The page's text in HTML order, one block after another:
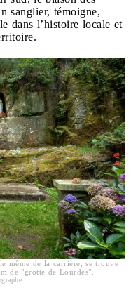
sanglier, témoigne,
dans l’histoire locale et
même de la carrière, se trouve
de "grotte de Lourdes".